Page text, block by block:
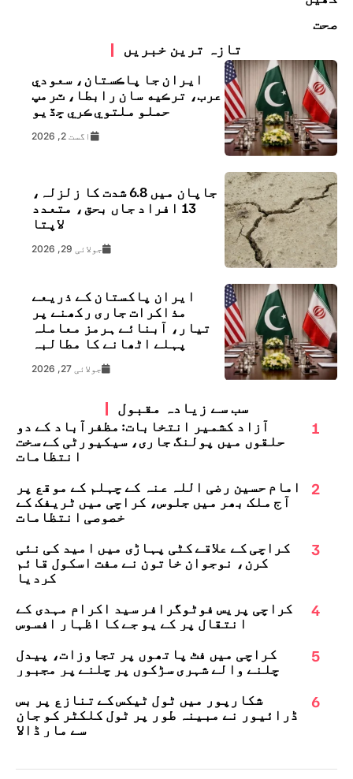
صحت
تازہ ترین خبریں
ايران جا پاڪستان، سعودي
عرب، ترڪيه سان رابطا، ٽرمپ
حملو ملتوي ڪري ڇڏيو
اگست 2, 2026
جاپان میں 6.8 شدت کا زلزلہ،
13 افراد جاں بحق، متعدد
لاپتا
جولائی 29, 2026
ایران پاکستان کے ذریعے
مذاکرات جاری رکھنے پر
تیار، آبنائے ہرمز معاملہ
پہلے اٹھانے کا مطالبہ
جولائی 27, 2026
سب سے زیادہ مقبول
1
آزاد کشمیر انتخابات: مظفرآباد کے دو
حلقوں میں پولنگ جاری، سیکیورٹی کے سخت
انتظامات
2
امام حسین رضی اللہ عنہ کے چہلم کے موقع پر
آج ملک بھر میں جلوس، کراچی میں ٹریفک کے
خصوصی انتظامات
3
کراچی کے علاقے کٹی پہاڑی میں امید کی نئی
کرن، نوجوان خاتون نے مفت اسکول قائم
کردیا
4
کراچی پریس فوٹوگرافر سید اکرام مہدی کے
انتقال پر کے یو جے کا اظہارِ افسوس
5
کراچی میں فٹ پاتھوں پر تجاوزات، پیدل
چلنے والے شہری سڑکوں پر چلنے پر مجبور
6
شکارپور میں ٹول ٹیکس کے تنازع پر بس
ڈرائیور نے مبینہ طور پر ٹول کلکٹر کو جان
سے مار ڈالا